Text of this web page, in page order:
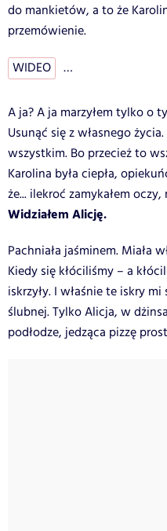
do mankietów, a to że
przemówienie.
WIDEO …
A ja? A ja marzyłem tylko o
Usunąć się z własnego
wszystkim. Bo przecież to
Karolina była ciepła,
że... ilekroć zamykałem
Widziałem Alicję.
Pachniała jaśminem. Miała
Kiedy się kłóciliśmy – a
iskrzyły. I właśnie te iskry
ślubnej. Tylko Alicja, w
podłodze, jedząca pizzę